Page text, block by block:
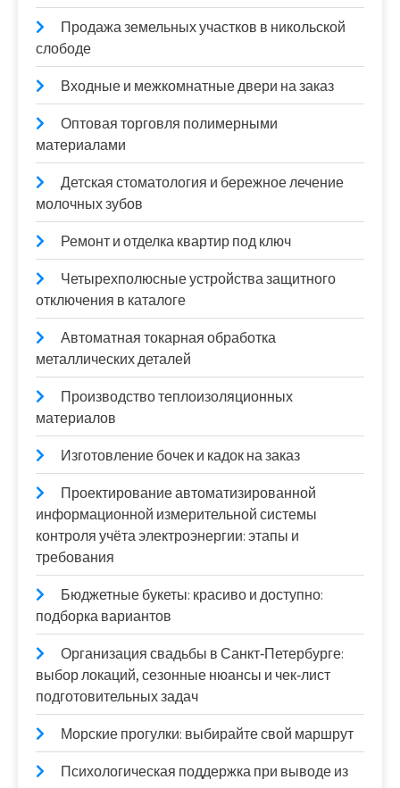
Продажа земельных участков в никольской
слободе
Входные и межкомнатные двери на заказ
Оптовая торговля полимерными
материалами
Детская стоматология и бережное лечение
молочных зубов
Ремонт и отделка квартир под ключ
Четырехполюсные устройства защитного
отключения в каталоге
Автоматная токарная обработка
металлических деталей
Производство теплоизоляционных
материалов
Изготовление бочек и кадок на заказ
Проектирование автоматизированной
информационной измерительной системы
контроля учёта электроэнергии: этапы и
требования
Бюджетные букеты: красиво и доступно:
подборка вариантов
Организация свадьбы в Санкт‑Петербурге:
выбор локаций, сезонные нюансы и чек‑лист
подготовительных задач
Морские прогулки: выбирайте свой маршрут
Психологическая поддержка при выводе из